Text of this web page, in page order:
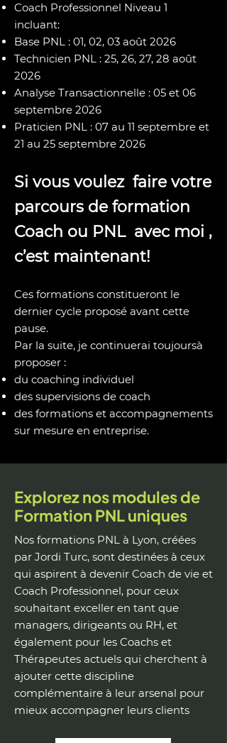
Coach Professionnel Niveau 1
incluant:
Base PNL : 01, 02, 03 août 2026
Technicien PNL : 25, 26, 27, 28 août
2026
Analyse Transactionnelle : 05 et 06
septembre 2026
Praticien PNL : 07 au 11 septembre et
21 au 25 septembre 2026
Si vous voulez faire votre
parcours de formation
Coach ou PNL avec moi ,
c’est maintenant!
Ces formations constitueront le
dernier cycle proposé avant cette
pause.
Par la suite, je continuerai toujoursà
proposer :
du coaching individuel
des supervisions de coach
des formations et accompagnements
sur mesure en entreprise.
Explorez nos modules de
Formation PNL uniques
Nos formations PNL à Lyon, créées
par Jordi Turc, sont destinées à ceux
qui aspirent à devenir Coach de vie et
Coach Professionnel, pour ceux
souhaitant exceller en tant que
managers, dirigeants ou RH, et
également pour les Coachs et
Thérapeutes actuels qui cherchent à
ajouter cette discipline
complémentaire à leur arsenal pour
mieux accompagner leurs clients